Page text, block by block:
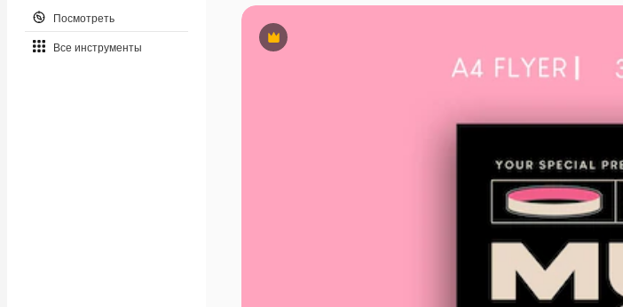
Посмотреть
Все инструменты
Премиум